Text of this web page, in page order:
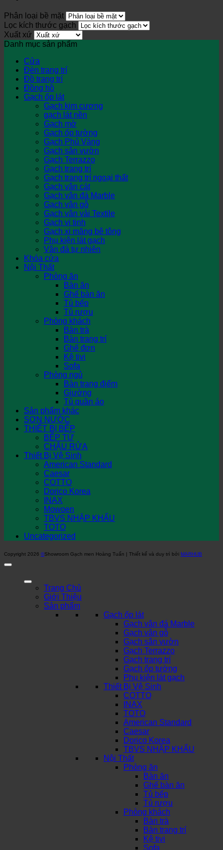
Phân loại bề mặt
Lọc kích thước gạch
Xuất xứ
Danh mục sản phẩm
Cửa
Đèn trang trí
Đồ trang trí
Đồng hồ
Gạch ốp lát
Gạch kim cương
gạch lát nền
Gạch mờ
Gạch ốp tường
Gạch Phủ Vàng
Gạch sân vườn
Gạch Terrazzo
Gạch trang trí
Gạch trang trí ngoại thất
Gạch vân cát
Gạch vân đá Marble
Gạch vân gỗ
Gạch vân vải Textile
Gạch vi tinh
Gạch xi măng bê tông
Phụ kiện lát gạch
Vân đá tự nhiên
Khóa cửa
Nội Thất
Phòng ăn
Bàn ăn
Ghế bàn ăn
Tủ bếp
Tủ rượu
Phòng khách
Bàn trà
Bàn trang trí
Ghế đơn
Kệ tivi
Sofa
Phòng ngủ
Bàn trang điểm
Giường
Tủ quần áo
Sản phẩm khác
SƠN NƯỚC
THIẾT BỊ BẾP
BẾP TỪ
CHẬU RỬA
Thiết Bị Vệ Sinh
American Standard
Caesar
COTTO
Dorico Korea
INAX
Mowoen
TBVS NHẬP KHẨU
TOTO
Uncategorized
Copyright 2026 ©Showroom Gạch men Hoàng Tuấn | Thiết kế và duy trì bởi MARHUB
Trang Chủ
Giới Thiệu
Sản phẩm
Gạch ốp lát
Gạch vân đá Marble
Gạch vân gỗ
Gạch sân vườn
Gạch Terrazzo
Gạch trang trí
Gạch ốp tường
Phụ kiện lát gạch
Thiết Bị Vệ Sinh
COTTO
INAX
TOTO
American Standard
Caesar
Dorico Korea
TBVS NHẬP KHẨU
Nội Thất
Phòng ăn
Bàn ăn
Ghế bàn ăn
Tủ bếp
Tủ rượu
Phòng khách
Bàn trà
Bàn trang trí
Kệ tivi
Sofa